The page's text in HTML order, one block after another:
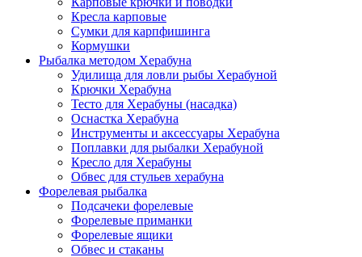
Кресла карповые
Сумки для карпфишинга
Кормушки
Рыбалка методом Херабуна
Удилища для ловли рыбы Херабуной
Крючки Херабуна
Тесто для Херабуны (насадка)
Оснастка Херабуна
Инструменты и аксессуары Херабуна
Поплавки для рыбалки Херабуной
Кресло для Херабуны
Обвес для стульев херабуна
Форелевая рыбалка
Подсачеки форелевые
Форелевые приманки
Форелевые ящики
Обвес и стаканы